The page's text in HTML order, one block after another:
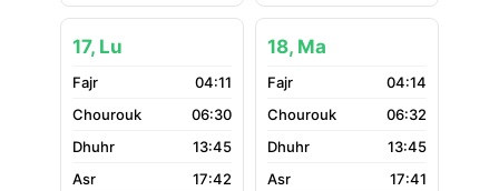
17, Lu
04:11
06:30
13:45
17:42
18, Ma
04:14
06:32
13:45
17:41